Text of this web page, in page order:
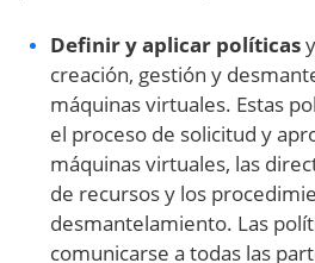
Definir y aplicar políticas
creación, gestión y
máquinas virtuales. Estas
el proceso de solicitud y
máquinas virtuales, las
de recursos y los
desmantelamiento. Las
comunicarse a todas las